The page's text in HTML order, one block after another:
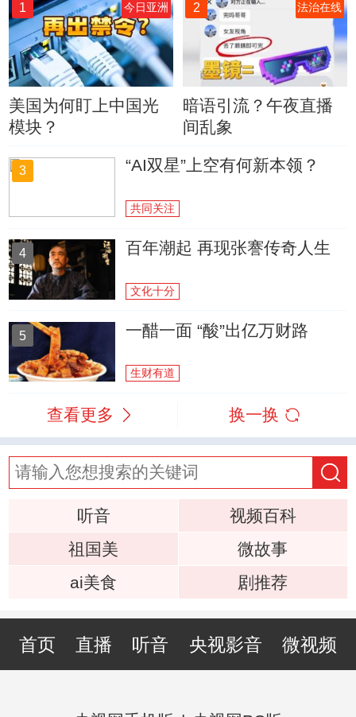
1 今日亚洲
美国为何盯上中国光
模块？
2 法治在线
暗语引流？午夜直播
间乱象
3 “AI双星”上空有何新本领？
共同关注
4 百年潮起 再现张謇传奇人生
文化十分
5 一醋一面 “酸”出亿万财路
生财有道
查看更多 换一换
听音
视频百科
祖国美
微故事
ai美食
剧推荐
首页 直播 听音 央视影音 微视频